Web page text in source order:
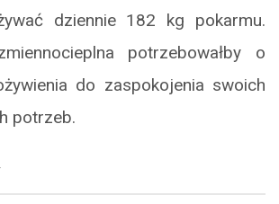
dziennie 182 kg pokarmu.
potrzebowałby o
do zaspokojenia swoich
potrzeb.